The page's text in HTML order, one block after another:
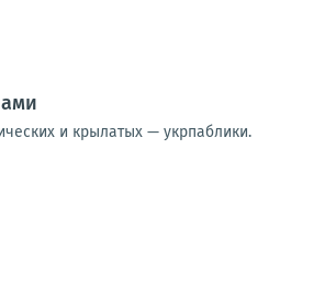
и крылатых — укрпаблики.